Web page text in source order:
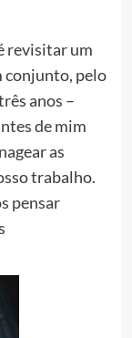
revisitar um
conjunto, pelo
anos –
de mim
as
trabalho.
pensar